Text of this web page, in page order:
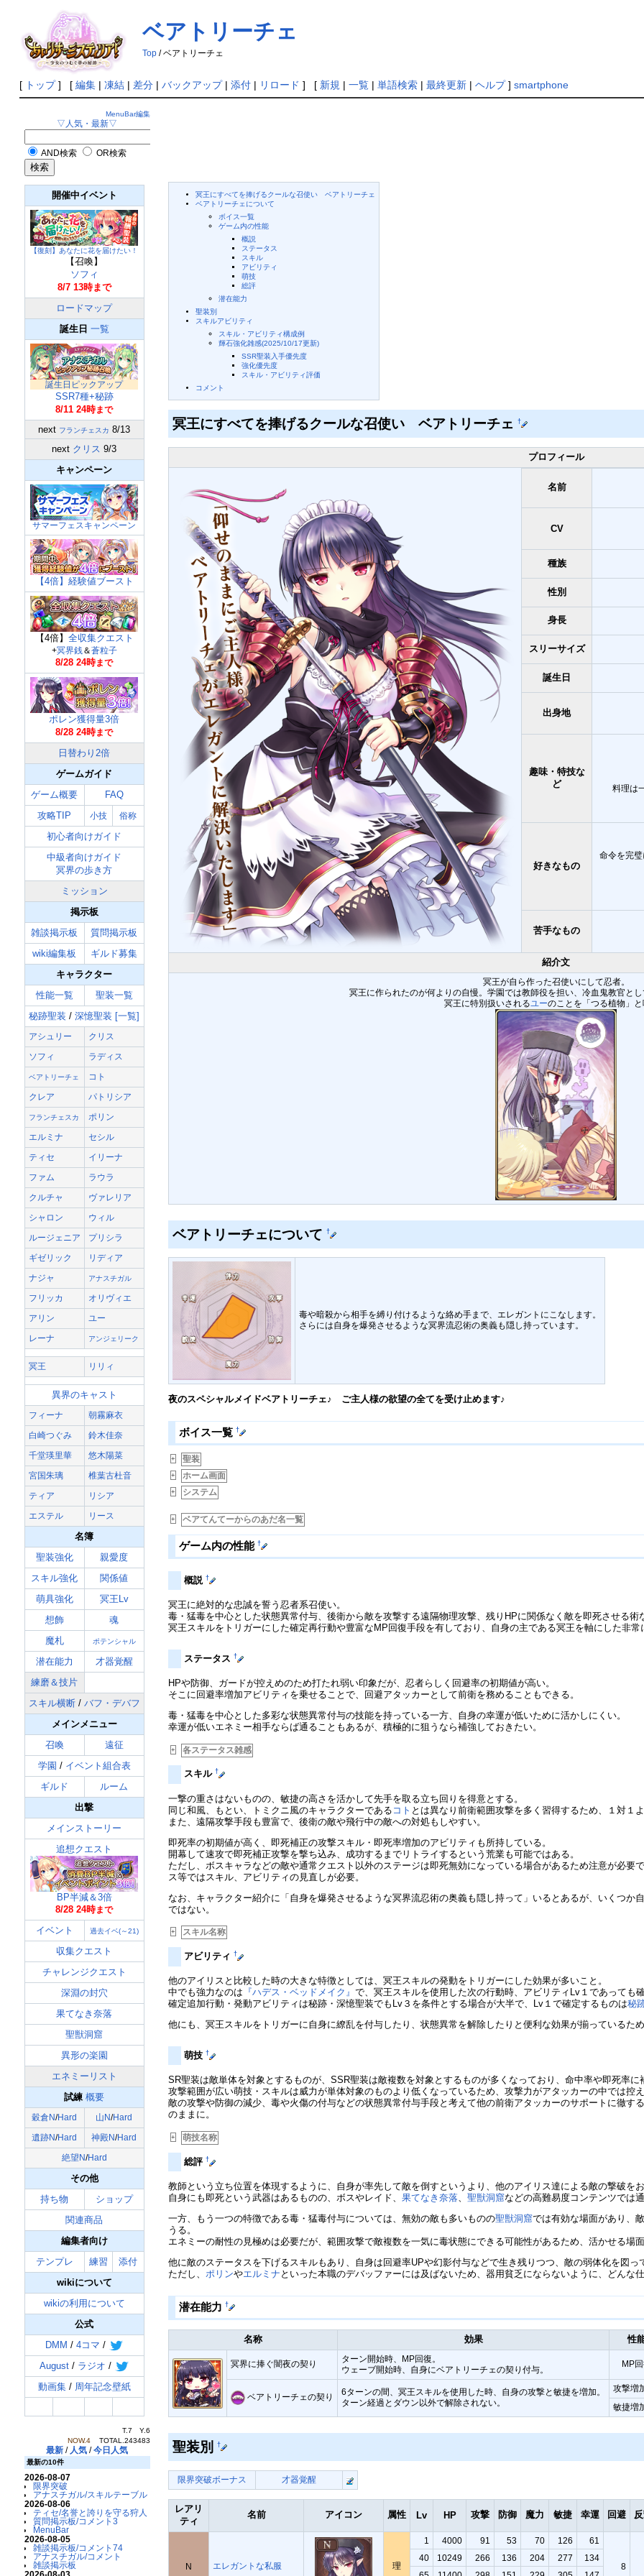
ベアトリーチェ
Top/ ベアトリーチェ
[ トップ] [ 編集| 凍結| 差分| バックアップ| 添付| リロード ] [ 新規 | 一覧| 単語検索| 最終更新| ヘルプ] smartphone
MenuBar編集
▽人気・最新▽
AND検索 OR検索
開催中イベント
【復刻】あなたに花を届けたい！
【召喚】
ソフィ
8/7 13時まで
ロードマップ
誕生日 一覧
誕生日ピックアップ
SSR7種+秘跡
8/11 24時まで
next フランチェスカ 8/13
next クリス 9/3
キャンペーン
サマーフェスキャンペーン
【4倍】経験値ブースト
【4倍】 全収集クエスト
+冥界銭＆蒼粒子
8/28 24時まで
ポレン獲得量3倍
8/28 24時まで
日替わり2倍
ゲームガイド
ゲーム概要
FAQ
攻略TIP
小技 俗称
初心者向けガイド
中級者向けガイド
冥界の歩き方
ミッション
掲示板
雑談掲示板
質問掲示板
wiki編集板
ギルド募集
キャラクター
性能一覧
聖装一覧
秘跡聖装 /深憶聖装 [一覧]
アシュリー
クリス
ソフィ
ラディス
ベアトリーチェ
コト
クレア
パトリシア
フランチェスカ
ポリン
エルミナ
セシル
ティセ
イリーナ
ファム
ラウラ
クルチャ
ヴァレリア
シャロン
ウィル
ルージェニア
プリシラ
ギゼリック
リディア
ナジャ
アナスチガル
フリッカ
オリヴィエ
アリン
ユー
レーナ
アンジェリーク
冥王 リリィ
異界のキャスト
フィーナ
朝霧麻衣
白崎つぐみ
鈴木佳奈
千堂瑛里華
悠木陽菜
宮国朱璃
椎葉古杜音
ティア
リシア
エステル
リース
名簿
聖装強化
親愛度
スキル強化
関係値
萌具強化
冥王Lv
想飾
魂
魔札
ポテンシャル
潜在能力
才器覚醒
練磨＆技片
スキル横断/ バフ・デバフ
メインメニュー
召喚
遠征
学園 / イベント組合表
ギルド
ルーム
出撃
メインストーリー
追想クエスト
BP半減＆3倍
8/28 24時まで
イベント 過去イベ(～21)
収集クエスト
チャレンジクエスト
深淵の封穴
果てなき奈落
聖獣洞窟
異形の楽園
エネミーリスト
試練 概要
穀倉N/Hard 山N/Hard
遺跡N/Hard 神殿N/Hard
絶望N/Hard
その他
持ち物
ショップ
関連商品
編集者向け
テンプレ
練習
添付
wikiについて
wikiの利用について
公式
DMM /4コマ /
August / ラジオ /
動画集/ 周年記念壁紙
T.7 Y.6
NOW.4
TOTAL.243483
最新 / 人気 /今日人気
最新の10件
2026-08-07
限界突破
アナスチガル/スキルテーブル
2026-08-06
ティセ/名誉と誇りを守る狩人
質問掲示板/コメント3
MenuBar
2026-08-05
雑談掲示板/コメント74
アナスチガル/コメント
雑談掲示板
冥王にすべてを捧げるクールな召使い ベアトリーチェ
ベアトリーチェについて
ボイス一覧
ゲーム内の性能
概説
ステータス
スキル
アビリティ
萌技
総評
潜在能力
聖装別
スキルアビリティ
スキル・アビリティ構成例
輝石強化雑感(2025/10/17更新)
SSR聖装入手優先度
強化優先度
スキル・アビリティ評価
コメント
冥王にすべてを捧げるクールな召使い ベアトリーチェ†
プロフィール
名前
CV
種族
性別
身長
スリーサイズ
誕生日
出身地
趣味・特技な
ど
料理は
好きなもの
命令を完
苦手なもの
紹介文
冥王が自ら作った召使いにして忍者。
冥王に作られたのが何よりの自慢。学園では教師役を担い、冷血鬼教官とし
冥王に特別扱いされる ユーのことを「つる植物」と
ベアトリーチェについて†
毒や暗殺から相手を縛り付けるような絡め手まで、エレガントにこなします。
さらには自身を爆発させるような冥界流忍術の奥義も隠し持っています。
夜のスペシャルメイドベアトリーチェ♪ ご主人様の欲望の全てを受け止めます♪
ボイス一覧 †
+ 聖装
+ ホーム画面
+ システム
+ ベアてんてーからのあだ名一覧
ゲーム内の性能 †
概説†
冥王に絶対的な忠誠を誓う忍者系召使い。
毒・猛毒を中心とした状態異常付与、後衛から敵を攻撃する遠隔物理攻撃、残りHPに関係なく敵を即死させる術
冥王スキルをトリガーにした確定再行動や豊富なMP回復手段を有しており、自身の主である冥王を軸にした非常
ステータス†
HPや防御、ガードが控えめのため打たれ弱い印象だが、忍者らしく回避率の初期値が高い。
そこに回避率増加アビリティを乗せることで、回避アタッカーとして前衛を務めることもできる。
毒・猛毒を中心とした多彩な状態異常付与の技能を持っている一方、自身の幸運が低いために活かしにくい。
幸運が低いエネミー相手ならば通ることもあるが、積極的に狙うなら補強しておきたい。
+ 各ステータス雑感
スキル †
一撃の重さはないものの、敏捷の高さを活かして先手を取る立ち回りを得意とする。
同じ和風、もとい、トミクニ風のキャラクターである コト とは異なり前衛範囲攻撃を多く習得するため、１対１
また、遠隔攻撃手段も豊富で、後衛の敵や飛行中の敵への対処もしやすい。
即死率の初期値が高く、即死補正の攻撃スキル・即死率増加のアビリティも所持している。
開幕して速攻で即死補正攻撃を撃ち込み、成功するまでリトライするという荒業も可能ではある。
ただし、ボスキャラなどの敵や通常クエスト以外のステージは即死無効になっている場合があるため注意が必要
ス等ではスキル、アビリティの見直しが必要。
なお、キャラクター紹介に「自身を爆発させるような冥界流忍術の奥義も隠し持って」いるとあるが、いくつか
ではない。
+ スキル名称
アビリティ†
他のアイリスと比較した時の大きな特徴としては、冥王スキルの発動をトリガーにした効果が多いこと。
中でも強力なのは 『ハデス・ベッドメイク』で、冥王スキルを使用した次の行動時、アビリティLv１であっても
確定追加行動・発動アビリティは秘跡・深憶聖装でもLv３を条件とする場合が大半で、Lv１で確定するものは秘
他にも、冥王スキルをトリガーに自身に繚乱を付与したり、状態異常を解除したりと便利な効果が揃っているた
萌技†
SR聖装は敵単体を対象とするものが、SSR聖装は敵複数を対象とするものが多くなっており、命中率や即死率に
攻撃範囲が広い萌技・スキルは威力が単体対象のものより低くなっているため、攻撃力がアタッカーの中では控
敵の攻撃や防御の減少、毒や火傷の付与などの状態異常付与手段と考えて他の前衛アタッカーのサポートに徹
のままに。
+ 萌技名称
総評†
教師という立ち位置を体現するように、自身が率先して敵を倒すというより、他のアイリス達による敵の撃破を
自身にも即死という武器はあるものの、ボスやレイド、果てなき奈落、聖獣洞窟などの高難易度コンテンツでは
一方、もう一つの特徴である毒・猛毒付与については、無効の敵も多いものの聖獣洞窟では有効な場面があり、
うる。
エネミーの耐性の見極めは必要だが、範囲攻撃で敵複数を一気に毒状態にできる可能性があるため、活かせる場
他に敵のステータスを下げるスキルもあり、自身は回避率UPや幻影付与などで生き残りつつ、敵の弱体化を図っ
ただし、ポリンやエルミナ といった本職のデバッファーには及ばないため、器用貧乏にならないように、どんな
潜在能力 †
名称 効果 性
冥界に捧ぐ闇夜の契り
ターン開始時、MP回復。
ウェーブ開始時、自身にベアトリーチェの契り付与。
MP
ベアトリーチェの契り
6ターンの間、冥王スキルを使用した時、自身の攻撃と敏捷を増加。
ターン経過とダウン以外で解除されない。
攻撃増
敏捷増
聖装別†
限界突破ボーナス 才器覚醒
レアリ
ティ
名前 アイコン 属性 Lv HP 攻撃 防御 魔力 敏捷 幸運 回避
N エレガントな私服 理
1 4000 91 53 70 126 61
8
40 10249 266 136 204 277
134